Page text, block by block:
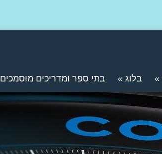
בתי ספר ומדריכים מוסמכים בלוג » »